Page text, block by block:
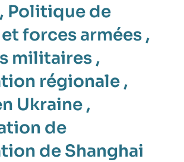
, Politique de
forces armées ,
militaires ,
régionale ,
Ukraine ,
de
de Shanghai